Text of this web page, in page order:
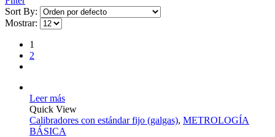
Sort By:
Mostrar:
1
2
Leer más
Quick View
Calibradores con estándar fijo (galgas), METROLOGÍA
BÁSICA